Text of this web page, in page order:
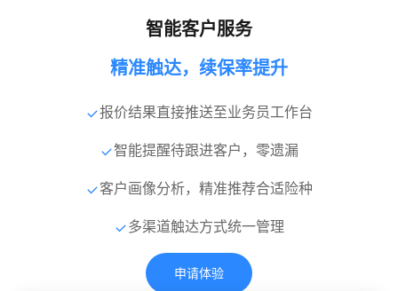
智能客户服务
精准触达，续保率提升
报价结果直接推送至业务员工作台
智能提醒待跟进客户，零遗漏
客户画像分析，精准推荐合适险种
多渠道触达方式统一管理
申请体验